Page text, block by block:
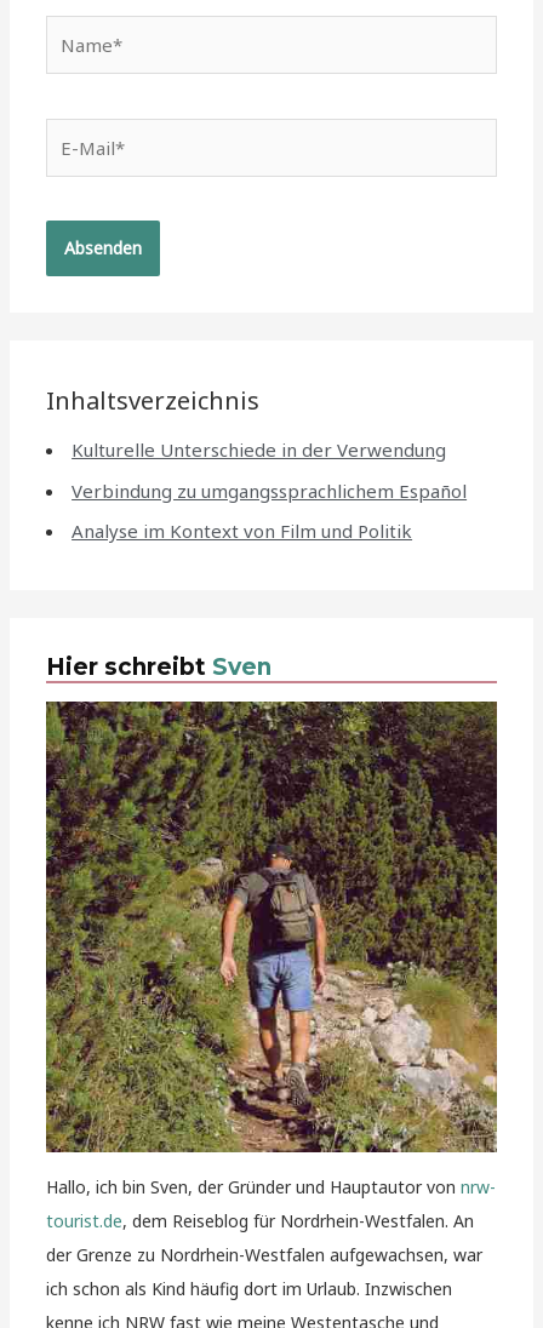
Mail*
Inhaltsverzeichnis
Kulturelle Unterschiede in der Verwendung
Verbindung zu umgangssprachlichem Español
Analyse im Kontext von Film und Politik
Hier schreibt Sven
Hallo, ich bin Sven, der Gründer und Hauptautor vonnrw-
tourist.de, dem Reiseblog für Nordrhein-Westfalen. An
der Grenze zu Nordrhein-Westfalen aufgewachsen, war
ich schon als Kind häufig dort im Urlaub. Inzwischen
kenne ich NRW fast wie meine Westentasche und